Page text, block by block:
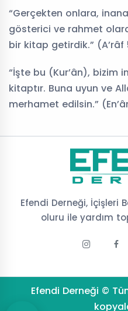
“Gerçekten onlara,
gösterici ve rahmet
bir kitap getirdik.” (A’râf
“İşte bu (Kur’ân), bizim
kitaptır. Buna uyun ve
merhamet edilsin.”
Efendi Derneği, İçişleri
oluru ile yardım
Efendi Derneği ©